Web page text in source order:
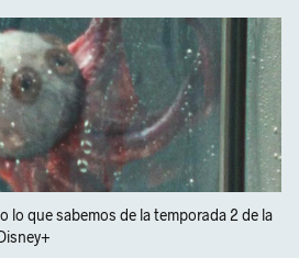
lo que sabemos de la temporada 2 de la